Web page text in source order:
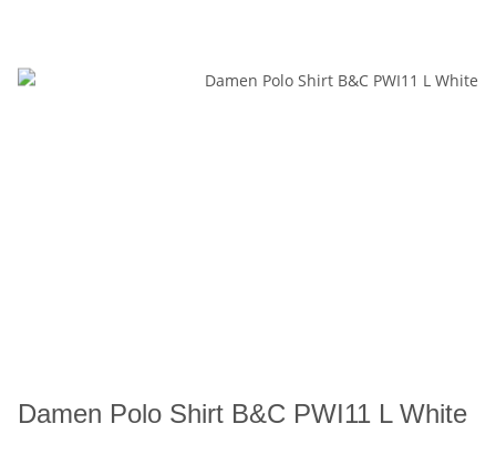
Damen Polo Shirt B&C PWI11 L White